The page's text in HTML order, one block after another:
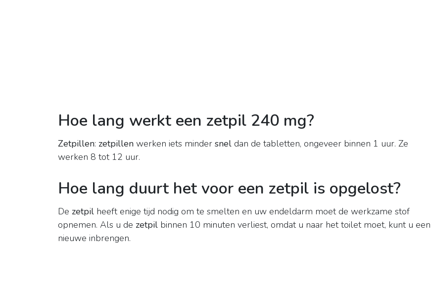
Hoe lang werkt een zetpil 240 mg?
Zetpillen: zetpillen werken iets minder snel dan de tabletten, ongeveer binnen 1 uur. Ze
werken 8 tot 12 uur.
Hoe lang duurt het voor een zetpil is opgelost?
De zetpil heeft enige tijd nodig om te smelten en uw endeldarm moet de werkzame stof
opnemen. Als u de zetpil binnen 10 minuten verliest, omdat u naar het toilet moet, kunt u een
nieuwe inbrengen.